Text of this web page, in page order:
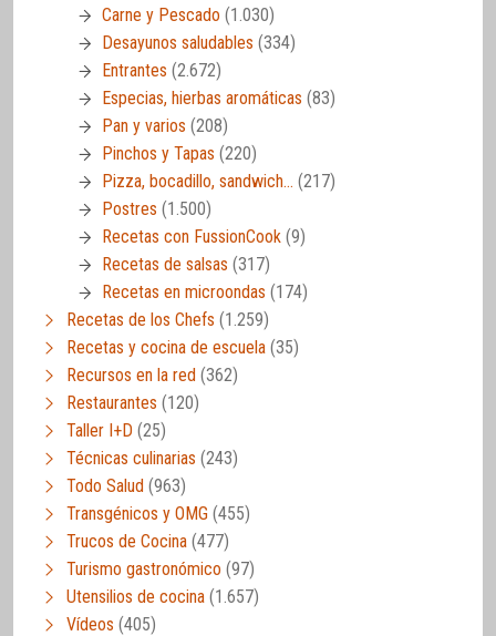
Carne y Pescado (1.030)
Desayunos saludables (334)
Entrantes (2.672)
Especias, hierbas aromáticas (83)
Pan y varios (208)
Pinchos y Tapas (220)
Pizza, bocadillo, sandwich… (217)
Postres (1.500)
Recetas con FussionCook (9)
Recetas de salsas (317)
Recetas en microondas (174)
Recetas de los Chefs (1.259)
Recetas y cocina de escuela (35)
Recursos en la red (362)
Restaurantes (120)
Taller I+D (25)
Técnicas culinarias (243)
Todo Salud (963)
Transgénicos y OMG (455)
Trucos de Cocina (477)
Turismo gastronómico (97)
Utensilios de cocina (1.657)
Vídeos (405)